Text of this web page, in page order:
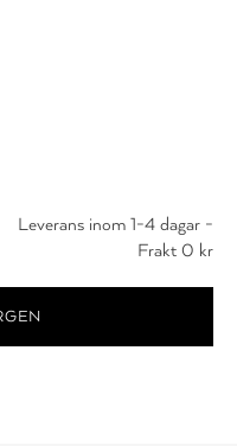
Leverans inom 1-4 dagar -
Frakt 0 kr